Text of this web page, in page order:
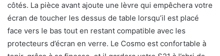
côtés. La pièce avant ajoute une lèvre qui empêchera votre
écran de toucher les dessus de table lorsqu’il est placé
face vers le bas tout en restant compatible avec les
protecteurs d’écran en verre. Le Cosmo est confortable à